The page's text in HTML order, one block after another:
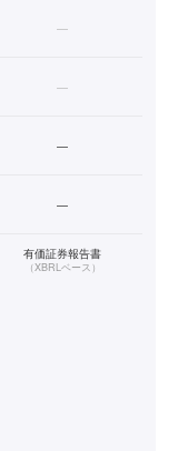
—
—
—
—
有価証券報告書
（XBRLベース）